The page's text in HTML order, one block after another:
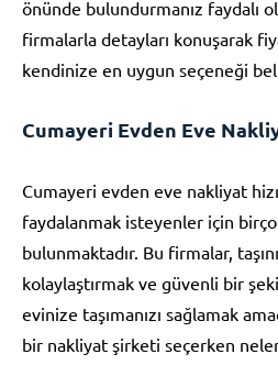
önünde bulundurmanız faydalı
firmalarla detayları konuşarak
kendinize en uygun seçeneği
Cumayeri Evden Eve
Cumayeri evden eve nakliyat
faydalanmak isteyenler için
bulunmaktadır. Bu firmalar,
kolaylaştırmak ve güvenli bir
evinize taşımanızı sağlamak
bir nakliyat şirketi seçerken